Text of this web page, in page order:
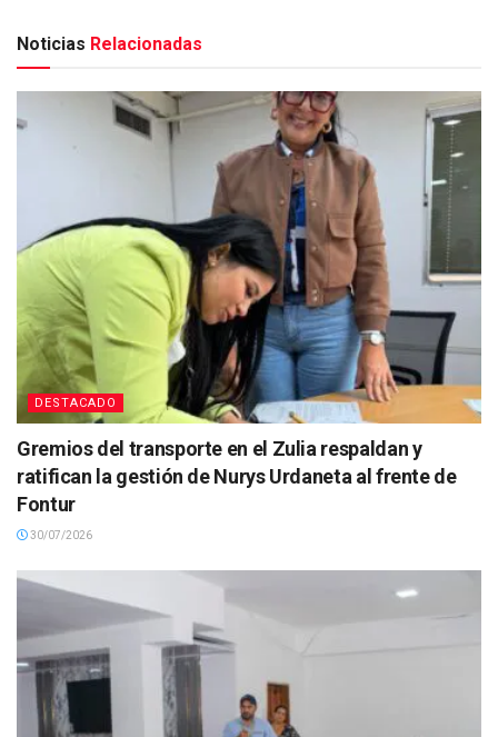
Noticias Relacionadas
DESTACADO
Gremios del transporte en el Zulia respaldan y
ratifican la gestión de Nurys Urdaneta al frente de
Fontur
30/07/2026